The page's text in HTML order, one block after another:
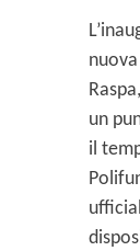
un
il